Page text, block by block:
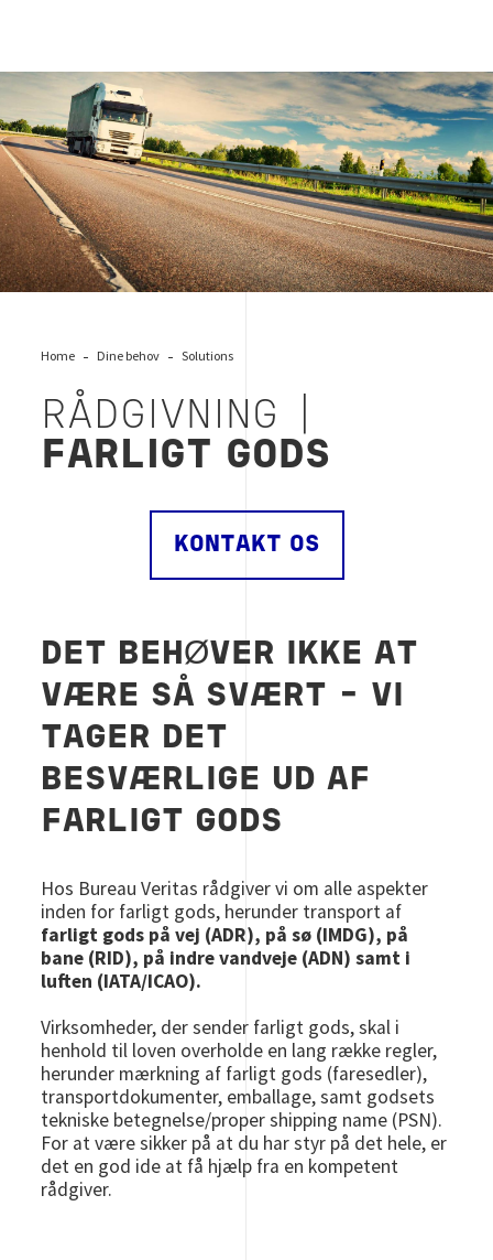
Farligt gods rådgivning, Bureau Veritas
Home Dine behov Solutions
RÅDGIVNING |
FARLIGT GODS
KONTAKT OS
DET BEHØVER IKKE AT
VÆRE SÅ SVÆRT - VI
TAGER DET
BESVÆRLIGE UD AF
FARLIGT GODS
Hos Bureau Veritas rådgiver vi om alle aspekter
inden for farligt gods, herunder transport af
farligt gods på vej (ADR), på sø (IMDG), på
bane (RID), på indre vandveje (ADN) samt i
luften (IATA/ICAO).
Virksomheder, der sender farligt gods, skal i
henhold til loven overholde en lang række regler,
herunder mærkning af farligt gods (faresedler),
transportdokumenter, emballage, samt godsets
tekniske betegnelse/proper shipping name (PSN).
For at være sikker på at du har styr på det hele, er
det en god ide at få hjælp fra en kompetent
rådgiver.